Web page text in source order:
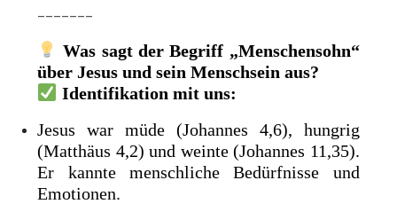
Was sagt der Begriff „Menschensohn“
über Jesus und sein Menschsein aus?
Identifikation mit uns:
Jesus war müde (Johannes 4,6), hungrig
(Matthäus 4,2) und weinte (Johannes 11,35).
Er kannte menschliche Bedürfnisse und
Emotionen.